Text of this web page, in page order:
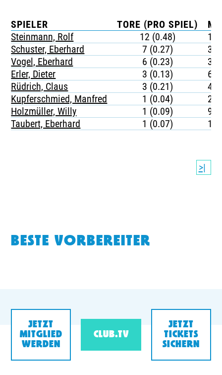
SPIELER TORE (PRO SPIEL)
Steinmann, Rolf
12 (0.48)
Schuster, Eberhard
7 (0.27)
Vogel, Eberhard
6 (0.23)
Erler, Dieter
3 (0.13)
Rüdrich, Claus
3 (0.21)
Kupferschmied, Manfred
1 (0.04)
Holzmüller, Willy
1 (0.09)
Taubert, Eberhard
1 (0.07)
>|
BESTE VORBEREITER
JETZT
MITGLIED
WERDEN
CLUB.TV
JETZT
TICKETS
SICHERN